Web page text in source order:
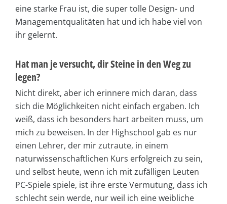
eine starke Frau ist, die super tolle Design- und
Managementqualitäten hat und ich habe viel von
ihr gelernt.
Hat man je versucht, dir Steine in den Weg zu
legen?
Nicht direkt, aber ich erinnere mich daran, dass
sich die Möglichkeiten nicht einfach ergaben. Ich
weiß, dass ich besonders hart arbeiten muss, um
mich zu beweisen. In der Highschool gab es nur
einen Lehrer, der mir zutraute, in einem
naturwissenschaftlichen Kurs erfolgreich zu sein,
und selbst heute, wenn ich mit zufälligen Leuten
PC-Spiele spiele, ist ihre erste Vermutung, dass ich
schlecht sein werde, nur weil ich eine weibliche